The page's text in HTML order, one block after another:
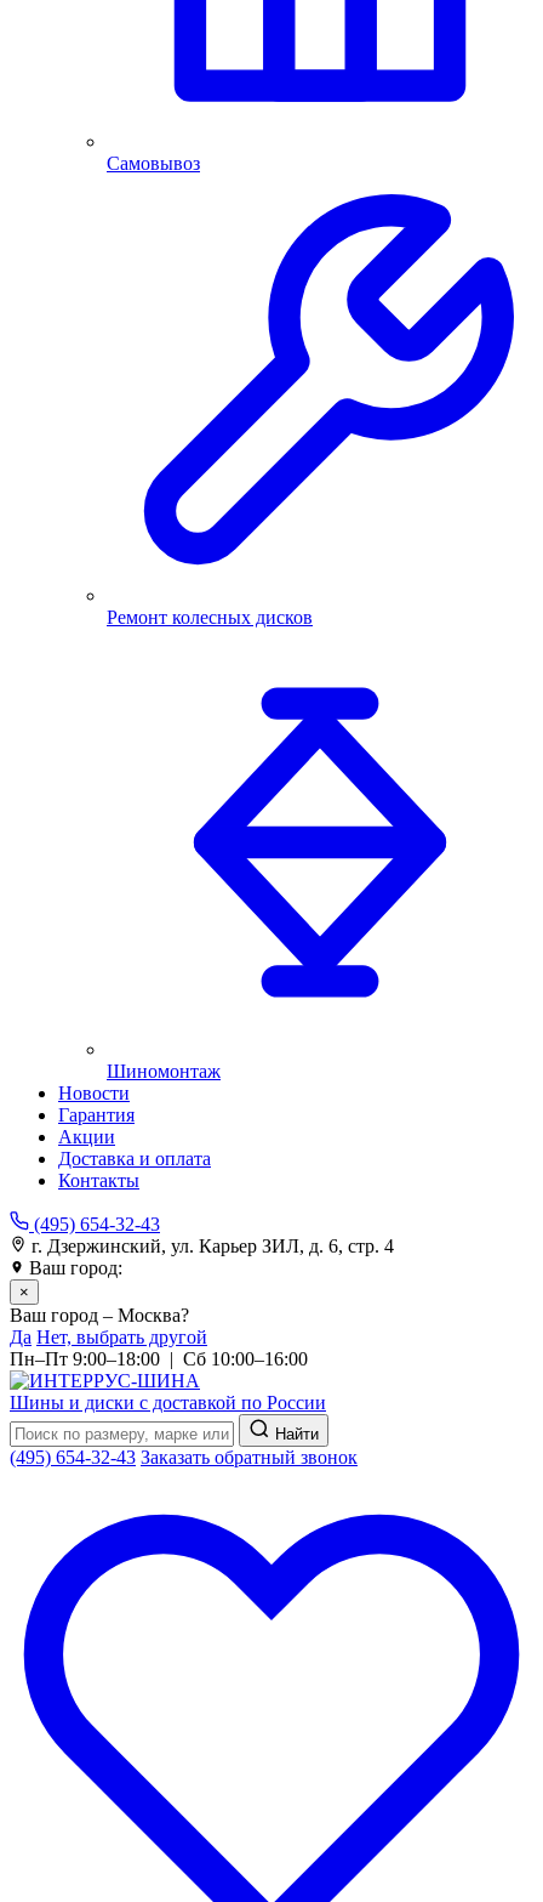
Самовывоз
Ремонт колесных дисков
Шиномонтаж
Новости
Гарантия
Акции
Доставка и оплата
Контакты
(495) 654-32-43
г. Дзержинский, ул. Карьер ЗИЛ, д. 6, стр. 4
Ваш город:
×
Ваш город – Москва?
Да Нет, выбрать другой
Пн–Пт 9:00–18:00 | Сб 10:00–16:00
Шины и диски с доставкой по России
Найти
(495) 654-32-43 Заказать обратный звонок